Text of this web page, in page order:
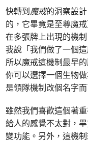
快轉到魔戒的洞察設
的，它畢竟是至尊魔
在多張牌上出現的機
我說「我們做了一個
所以魔戒這機制最早
你可以選擇一個生物
是領隊機制改個名字而
雖然我們喜歡這個著
給人的感覺不太對，
變功能。另外，這機